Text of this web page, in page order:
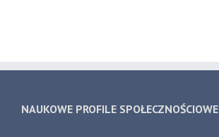
NAUKOWE PROFILE SPOŁECZNOŚCIOWE